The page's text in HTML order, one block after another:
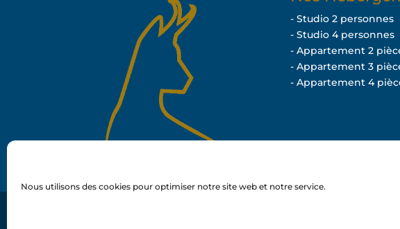
Nous utilisons des cookies pour optimiser notre site web et notre service.
- Studio 2 personnes
- Studio 4 personnes
- Appartement 2
- Appartement 3
- Appartement 4